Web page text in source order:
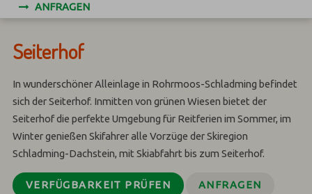
ANFRAGEN
Seiterhof
In wunderschöner Alleinlage in Rohrmoos-Schladming befindet
sich der Seiterhof. Inmitten von grünen Wiesen bietet der
Seiterhof die perfekte Umgebung für Reitferien im Sommer, im
Winter genießen Skifahrer alle Vorzüge der Skiregion
Schladming-Dachstein, mit Skiabfahrt bis zum Seiterhof.
VERFÜGBARKEIT PRÜFEN ANFRAGEN